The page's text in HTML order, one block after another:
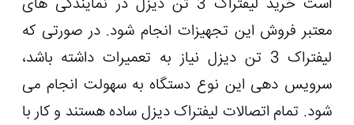
معتبر فروش این تجهیزات انجام شود. در صورتی که
لیفتراک 3 تن دیزل نیاز به تعمیرات داشته باشد،
سرویس دهی این نوع دستگاه به سهولت انجام می
شود. تمام اتصالات لیفتراک دیزل ساده هستند و کار با